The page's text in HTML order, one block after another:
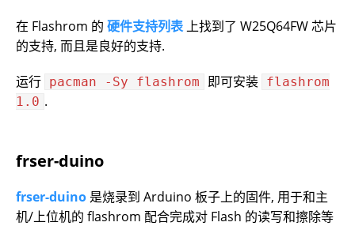
在 Flashrom 的 硬件支持列表上找到了 W25Q64FW 芯片
的支持, 而且是良好的支持.
运行 pacman -Sy flashrom 即可安装 flashrom
1.0 .
frser-duino
frser-duino 是烧录到 Arduino 板子上的固件, 用于和主
机/上位机的 flashrom 配合完成对 Flash 的读写和擦除等